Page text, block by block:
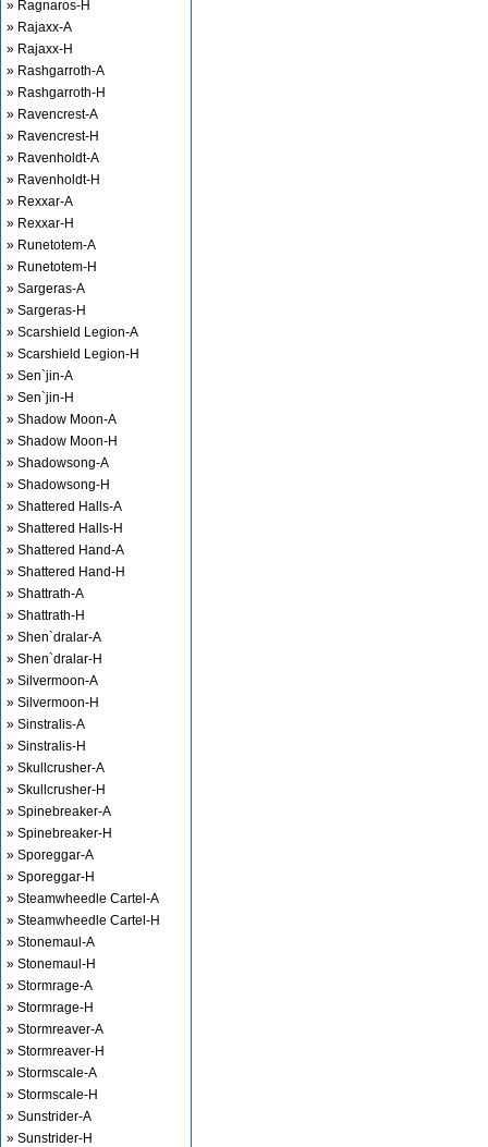
» Ragnaros-H
» Rajaxx-A
» Rajaxx-H
» Rashgarroth-A
» Rashgarroth-H
» Ravencrest-A
» Ravencrest-H
» Ravenholdt-A
» Ravenholdt-H
» Rexxar-A
» Rexxar-H
» Runetotem-A
» Runetotem-H
» Sargeras-A
» Sargeras-H
» Scarshield Legion-A
» Scarshield Legion-H
» Sen`jin-A
» Sen`jin-H
» Shadow Moon-A
» Shadow Moon-H
» Shadowsong-A
» Shadowsong-H
» Shattered Halls-A
» Shattered Halls-H
» Shattered Hand-A
» Shattered Hand-H
» Shattrath-A
» Shattrath-H
» Shen`dralar-A
» Shen`dralar-H
» Silvermoon-A
» Silvermoon-H
» Sinstralis-A
» Sinstralis-H
» Skullcrusher-A
» Skullcrusher-H
» Spinebreaker-A
» Spinebreaker-H
» Sporeggar-A
» Sporeggar-H
» Steamwheedle Cartel-A
» Steamwheedle Cartel-H
» Stonemaul-A
» Stonemaul-H
» Stormrage-A
» Stormrage-H
» Stormreaver-A
» Stormreaver-H
» Stormscale-A
» Stormscale-H
» Sunstrider-A
» Sunstrider-H